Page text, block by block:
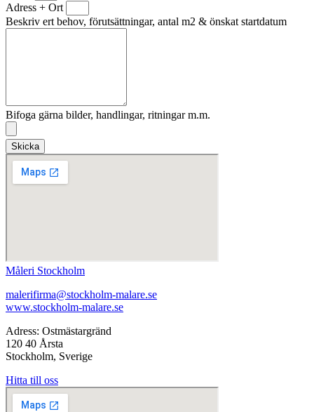
Adress + Ort
Beskriv ert behov, förutsättningar, antal m2 & önskat startdatum
Bifoga gärna bilder, handlingar, ritningar m.m.
Skicka
Måleri Stockholm
malerifirma@stockholm-malare.se
www.stockholm-malare.se
Adress: Ostmästargränd
120 40 Årsta
Stockholm, Sverige
Hitta till oss